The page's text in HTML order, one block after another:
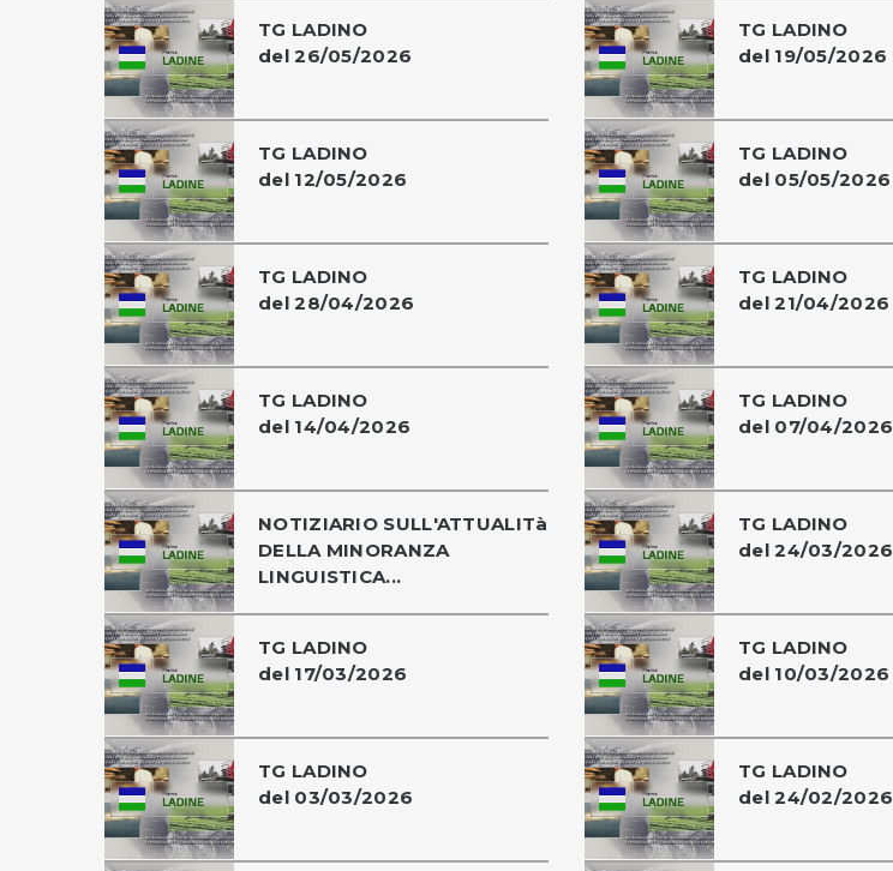
TG LADINO
del 26/05/2026
TG LADINO
del 19/05/2026
TG LADINO
del 12/05/2026
TG LADINO
del 05/05/2026
TG LADINO
del 28/04/2026
TG LADINO
del 21/04/2026
TG LADINO
del 14/04/2026
TG LADINO
del 07/04/2026
NOTIZIARIO SULL'ATTUALITà
DELLA MINORANZA
LINGUISTICA...
TG LADINO
del 24/03/2026
TG LADINO
del 17/03/2026
TG LADINO
del 10/03/2026
TG LADINO
del 03/03/2026
TG LADINO
del 24/02/2026